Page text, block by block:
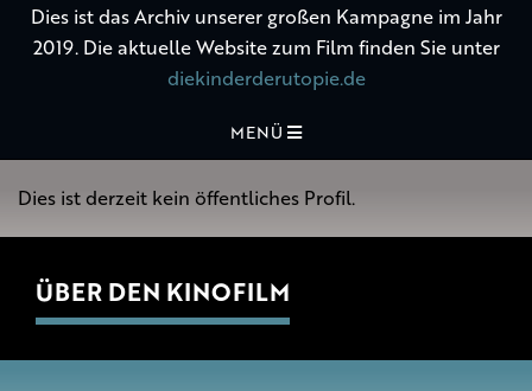
Dies ist das Archiv unserer großen Kampagne im Jahr
2019. Die aktuelle Website zum Film finden Sie unter
diekinderderutopie.de
MENÜ
Dies ist derzeit kein öffentliches Profil.
ÜBER DEN KINOFILM